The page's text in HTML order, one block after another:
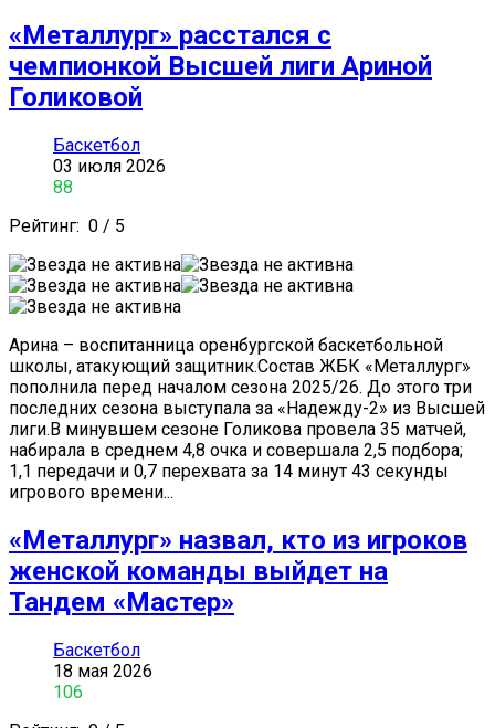
«Металлург» расстался с
чемпионкой Высшей лиги Ариной
Голиковой
Баскетбол
03 июля 2026
88
Рейтинг: 0 / 5
Арина – воспитанница оренбургской баскетбольной
школы, атакующий защитник.Состав ЖБК «Металлург»
пополнила перед началом сезона 2025/26. До этого три
последних сезона выступала за «Надежду-2» из Высшей
лиги.В минувшем сезоне Голикова провела 35 матчей,
набирала в среднем 4,8 очка и совершала 2,5 подбора;
1,1 передачи и 0,7 перехвата за 14 минут 43 секунды
игрового времени...
«Металлург» назвал, кто из игроков
женской команды выйдет на
Тандем «Мастер»
Баскетбол
18 мая 2026
106